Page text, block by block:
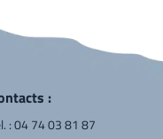
:
:04 74 03 81 87